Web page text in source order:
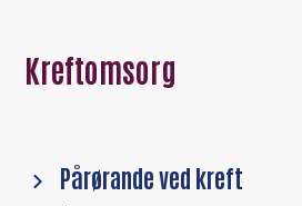
Kreftomsorg
Pårørande ved kreft